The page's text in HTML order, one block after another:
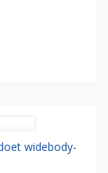
widebody-